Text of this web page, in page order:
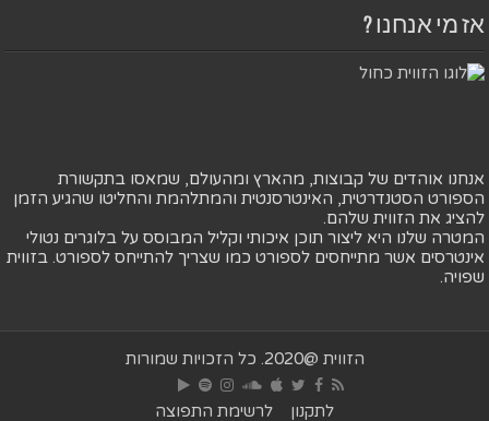
אז מי אנחנו ?
אנחנו אוהדים של קבוצות, מהארץ ומהעולם, שמאסו בתקשורת
הספורט הסטנדרטית, האינטרסנטית והמתלהמת והחליטו שהגיע הזמן
להציג את הזווית שלהם.
המטרה שלנו היא ליצור תוכן איכותי וקליל המבוסס על בלוגרים נטולי
אינטרסים אשר מתייחסים לספורט כמו שצריך להתייחס לספורט. בזווית
שפויה.
הזווית @2020. כל הזכויות שמורות
לתקנון לרשימת התפוצה